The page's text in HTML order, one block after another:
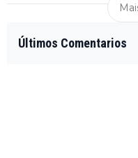
Últimos Comentarios